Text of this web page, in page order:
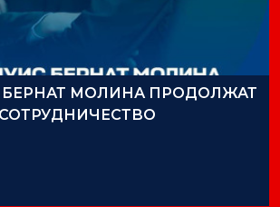
БЕРНАТ МОЛИНА ПРОДОЛЖАТ
СОТРУДНИЧЕСТВО